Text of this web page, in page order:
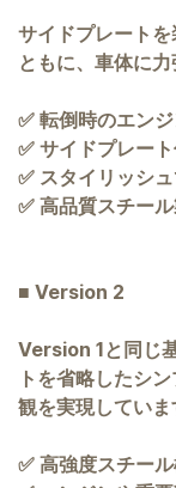
サイドプレート
ともに、車体に力
✅ 転倒時のエン
✅ サイドプレー
✅ スタイリッシ
✅ 高品質スチー
■ Version 2
Version 1と同じ
トを省略したシ
観を実現していま
✅ 高強度スチー